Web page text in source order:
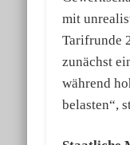
mit
Tarifrunde
zunächst
während
belasten“,